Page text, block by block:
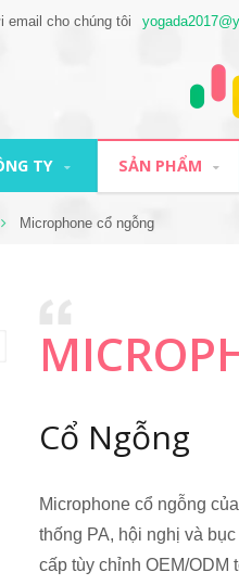
email cho chúng tôi
TY SẢN PHẨM
Microphone cổ ngỗng
Cổ Ngỗng
Microphone cổ ngỗng
thống PA, hội nghị và
cấp tùy chỉnh OEM/